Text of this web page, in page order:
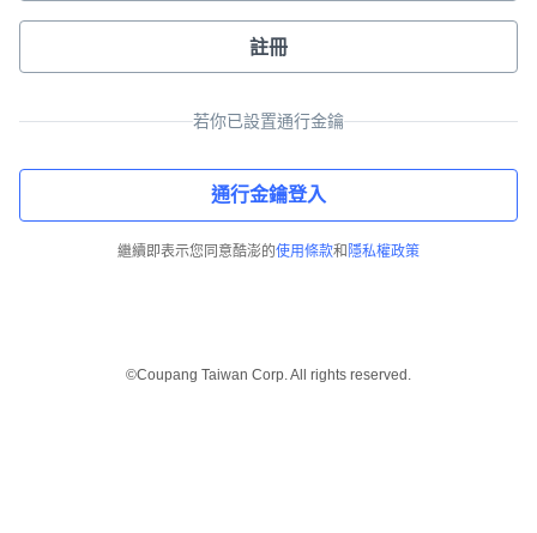
註冊
若你已設置通行金鑰
通行金鑰登入
繼續即表示您同意酷澎的使用條款和 隱私權政策
©Coupang Taiwan Corp. All rights reserved.